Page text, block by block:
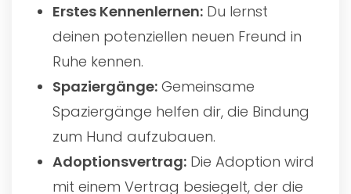
Erstes Kennenlernen: Du lernst
deinen potenziellen neuen Freund in
Ruhe kennen.
Spaziergänge: Gemeinsame
Spaziergänge helfen dir, die Bindung
zum Hund aufzubauen.
Adoptionsvertrag: Die Adoption wird
mit einem Vertrag besiegelt, der die